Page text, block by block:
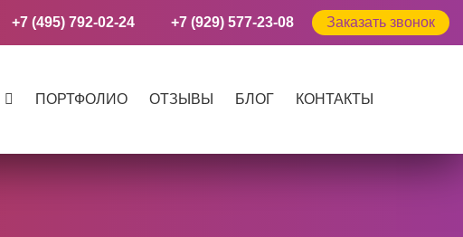
+7 (495) 792-02-24 +7 (929) 577-23-08 Заказать звонок
ПОРТФОЛИО ОТЗЫВЫ БЛОГ КОНТАКТЫ